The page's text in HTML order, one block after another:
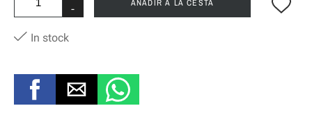
-
AÑADIR A LA CESTA
In stock